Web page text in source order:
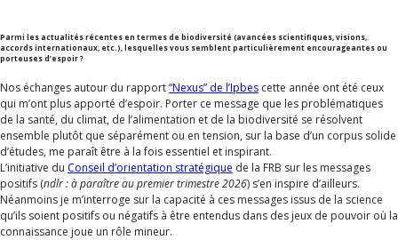
Parmi les actualités récentes en termes de biodiversité (avancées scientifiques, visions,
accords internationaux, etc.), lesquelles vous semblent particulièrement encourageantes ou
porteuses d’espoir ?
Nos échanges autour du rapport“Nexus” de l’Ipbes cette année ont été ceux
qui m’ont plus apporté d’espoir. Porter ce message que les problématiques
de la santé, du climat, de l’alimentation et de la biodiversité se résolvent
ensemble plutôt que séparément ou en tension, sur la base d’un corpus solide
d’études, me paraît être à la fois essentiel et inspirant.
L’initiative du Conseil d’orientation stratégique de la FRB sur les messages
positifs (ndlr : à paraître au premier trimestre 2026) s’en inspire d’ailleurs.
Néanmoins je m’interroge sur la capacité à ces messages issus de la science
qu’ils soient positifs ou négatifs à être entendus dans des jeux de pouvoir où la
connaissance joue un rôle mineur.